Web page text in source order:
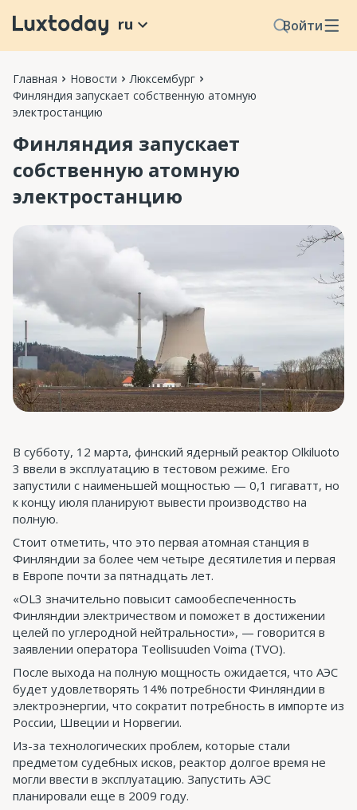
Войти
ru
Главная Новости
Люксембург
Финляндия запускает собственную атомную
электростанцию
Финляндия запускает
собственную атомную
электростанцию
В субботу, 12 марта, финский ядерный реактор Olkiluoto
3 ввели в эксплуатацию в тестовом режиме. Его
запустили с наименьшей мощностью — 0,1 гигаватт, но
к концу июля планируют вывести производство на
полную.
Стоит отметить, что это первая атомная станция в
Финляндии за более чем четыре десятилетия и первая
в Европе почти за пятнадцать лет.
«OL3 значительно повысит самообеспеченность
Финляндии электричеством и поможет в достижении
целей по углеродной нейтральности», — говорится в
заявлении оператора Teollisuuden Voima (TVO).
После выхода на полную мощность ожидается, что АЭС
будет удовлетворять 14% потребности Финляндии в
электроэнергии, что сократит потребность в импорте из
России, Швеции и Норвегии.
Из-за технологических проблем, которые стали
предметом судебных исков, реактор долгое время не
могли ввести в эксплуатацию. Запустить АЭС
планировали еще в 2009 году.